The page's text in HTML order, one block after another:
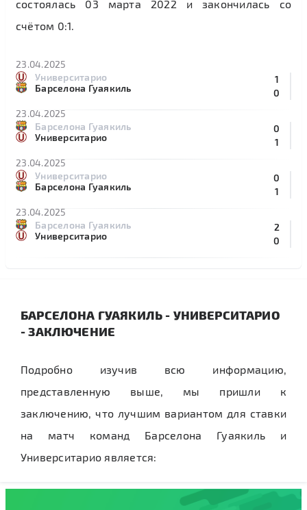
состоялась 03 марта 2022 и закончилась со
счётом 0:1.
23.04.2025
Университарио
1
0
Барселона Гуаякиль
23.04.2025
Барселона Гуаякиль
0
1
Университарио
23.04.2025
Университарио
0
1
Барселона Гуаякиль
23.04.2025
Барселона Гуаякиль
2
0
Университарио
БАРСЕЛОНА ГУАЯКИЛЬ - УНИВЕРСИТАРИО
- ЗАКЛЮЧЕНИЕ
Подробно изучив всю информацию,
представленную выше, мы пришли к
заключению, что лучшим вариантом для ставки
на матч команд Барселона Гуаякиль и
Университарио является: